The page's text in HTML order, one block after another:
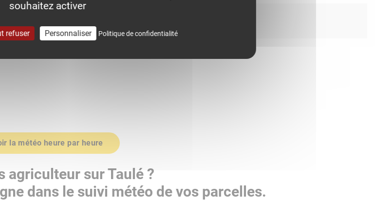
la météo heure par heure
agriculteur sur Taulé ?
dans le suivi météo de vos parcelles.
souhaitez activer
refuser Personnaliser Politique de confidentialité